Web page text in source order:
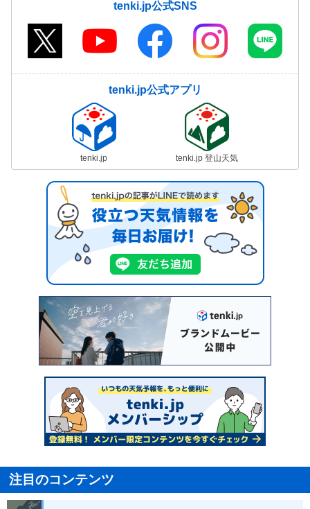
tenki.jp公式SNS
tenki.jp公式アプリ
tenki.jp tenki.jp 登山天気
注目のコンテンツ